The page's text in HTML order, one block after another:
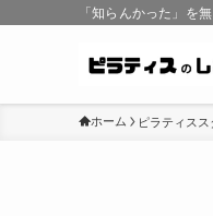
「知らんかった」を
ホーム ピラティスス